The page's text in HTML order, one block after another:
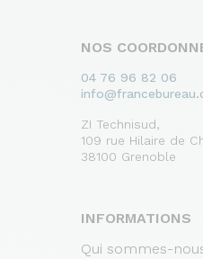
NOS
04 76 96 82 06
ZI Technisud,
109 rue Hilaire de
38100 Grenoble
INFORMATIONS
Qui sommes-